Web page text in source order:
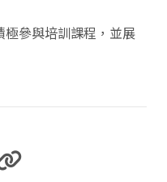
參與培訓課程，並展